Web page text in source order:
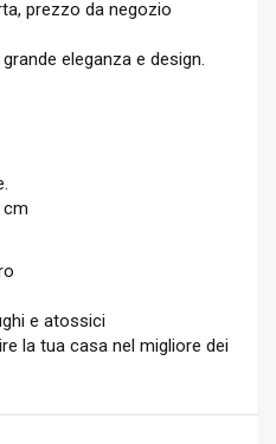
prezzo da negozio
eleganza e design.
cm
e atossici
la tua casa nel migliore dei